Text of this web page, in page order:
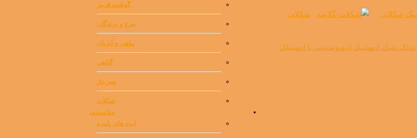
گوشت قرمز
مرغ و پرندگان
ماهی و آبزیان
گیاهی
پنیر دار
شکلات
مناسبتی
ایده های بامزه
شکلاتی
شکلات
شیک انبهشیک انبهنوشیدنی با انبهمیلک